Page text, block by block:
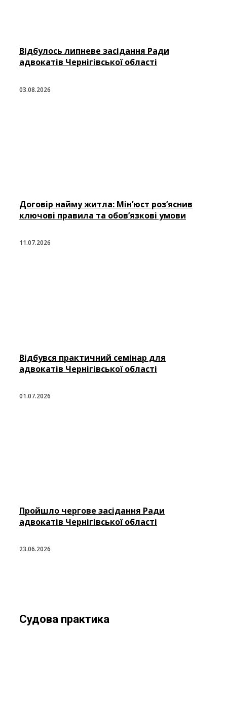
Відбулось липневе засідання Ради
адвокатів Чернігівської області
03.08.2026
Договір найму житла: Мін’юст роз’яснив
ключові правила та обов’язкові умови
11.07.2026
Відбувся практичний семінар для
адвокатів Чернігівської області
01.07.2026
Пройшло чергове засідання Ради
адвокатів Чернігівської області
23.06.2026
Судова практика